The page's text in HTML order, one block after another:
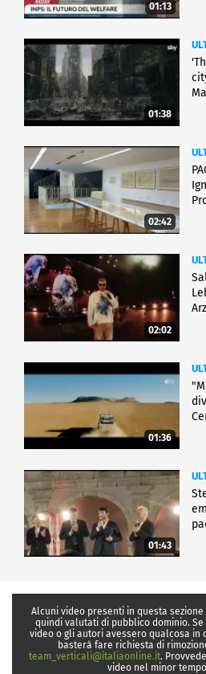
01:13
01:38
02:42
02:02
01:36
01:43
Alcuni video presenti in questa
quindi valutati di pubblico dominio.
video o gli autori avessero qualcosa
basterà fare richiesta di
team_verticali@italiaonline.it.
video nel minor